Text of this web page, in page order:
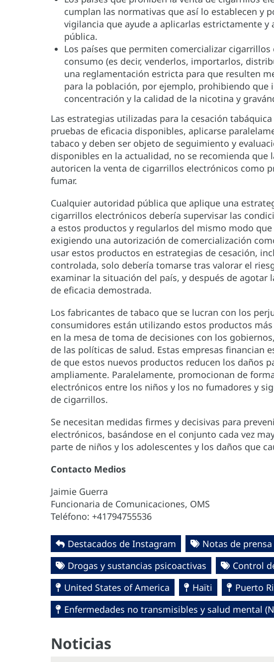
cumplan las normativas que así lo establecen y
vigilancia que ayude a aplicarlas estrictamente
pública.
Los países que permiten comercializar
consumo (es decir, venderlos, importarlos,
una reglamentación estricta para que resulten
para la población, por ejemplo, prohibiendo
concentración y la calidad de la nicotina y
Las estrategias utilizadas para la cesación
pruebas de eficacia disponibles, aplicarse
tabaco y deben ser objeto de seguimiento y
disponibles en la actualidad, no se recomienda que
autoricen la venta de cigarrillos electrónicos como
fumar.
Cualquier autoridad pública que aplique una
cigarrillos electrónicos debería supervisar las
a estos productos y regularlos del mismo modo
exigiendo una autorización de comercialización
usar estos productos en estrategias de cesación,
controlada, solo debería tomarse tras valorar el
examinar la situación del país, y después de agotar
de eficacia demostrada.
Los fabricantes de tabaco que se lucran con los
consumidores están utilizando estos productos
en la mesa de toma de decisiones con los
de las políticas de salud. Estas empresas financian
de que estos nuevos productos reducen los daños
ampliamente. Paralelamente, promocionan de
electrónicos entre los niños y los no fumadores y
de cigarrillos.
Se necesitan medidas firmes y decisivas para
electrónicos, basándose en el conjunto cada vez
parte de niños y los adolescentes y los daños que
Contacto Medios
Jaimie Guerra
Funcionaria de Comunicaciones, OMS
Teléfono: +41794755536
Destacados de Instagram Notas de prensa
Drogas y sustancias psicoactivas
Control
United States of America
Haïti
Puerto
Enfermedades no transmisibles y salud mental
Noticias